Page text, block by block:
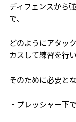
ディフェンスから
で、
どのようにアタッ
カスして練習を行い
そのために必要と
・プレッシャー下